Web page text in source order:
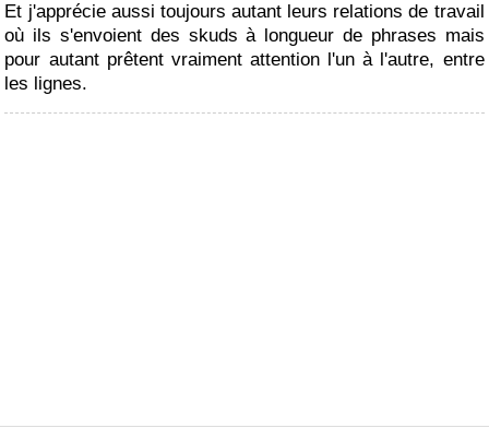
Et j'apprécie aussi toujours autant leurs relations de travail
où ils s'envoient des skuds à longueur de phrases mais
pour autant prêtent vraiment attention l'un à l'autre, entre
les lignes.